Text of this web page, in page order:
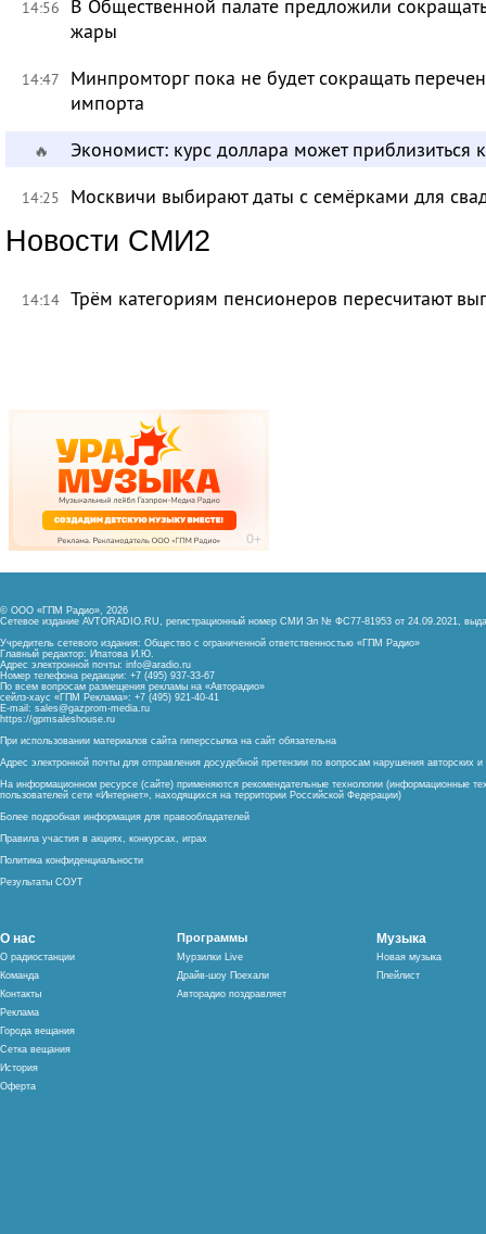
14:56
В Общественной палате предложили
жары
14:47
Минпромторг пока не будет сокращать
импорта
🔥 Экономист: курс доллара может приблизиться
14:25 Москвичи выбирают даты с семёрками для
Новости СМИ2
14:14 Трём категориям пенсионеров пересчитают
© ООО «ГПМ Радио», 2026
Сетевое издание AVTORADIO.RU, регистрационный номер СМИ Эл № ФС77-81953 от 24.09.2021,
Учредитель сетевого издания: Общество с ограниченной ответственностью «ГПМ Радио»
Главный редактор: Ипатова И.Ю.
Адрес электронной почты: info@aradio.ru
Номер телефона редакции: +7 (495) 937-33-67
По всем вопросам размещения рекламы на «Авторадио»
сейлз-хаус «ГПМ Реклама»: +7 (495) 921-40-41
E-mail: sales@gazprom-media.ru
https://gpmsaleshouse.ru
При использовании материалов сайта гиперссылка на сайт обязательна
Адрес электронной почты для отправления досудебной претензии по вопросам нарушения авторских
На информационном ресурсе (сайте) применяются рекомендательные технологии (информационные
пользователей сети «Интернет», находящихся на территории Российской Федерации)
Более подробная информация для правообладателей
Правила участия в акциях, конкурсах, играх
Политика конфиденциальности
Результаты СОУТ
О нас
О радиостанции
Команда
Контакты
Реклама
Города вещания
Сетка вещания
История
Оферта
Программы
Мурзилки Live
Драйв-шоу Поехали
Авторадио поздравляет
Музыка
Новая музыка
Плейлист